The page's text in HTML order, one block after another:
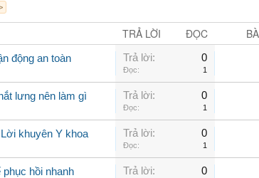
TRẢ LỜI ĐỌC
động an toàn Trả lời: 0
Đọc: 1
lưng nên làm gì Trả lời: 0
Đọc: 1
khuyên Y khoa Trả lời: 0
Đọc: 1
phục hồi nhanh Trả lời: 0